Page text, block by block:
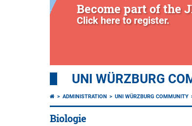
Become part of the
Click here to register.
UNI WÜRZBURG
ADMINISTRATION UNI WÜRZBURG COMMUNITY
Biologie